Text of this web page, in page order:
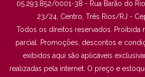
05.293.852/0001-38 - Rua Barão do
23/24, Centro, Três Rios/RJ -
Todos os direitos reservados. Proibida
parcial. Promoções, descontos e
exibidos aqui são aplicáveis
realizadas pela internet. O preço e